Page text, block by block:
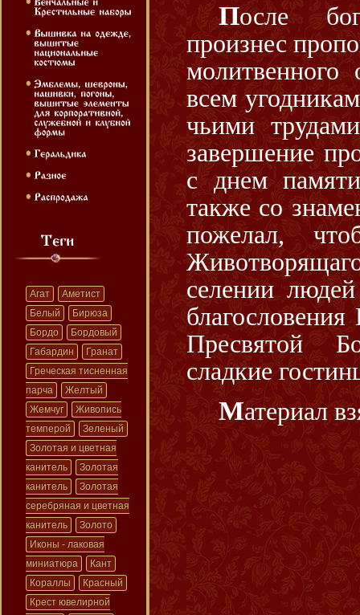
Агат
Аметист
Белый
Бирюза
Бордо
Бордовый
Габардин
Гранат
Греческая тисненная
парча
Желтый
Жемчуг
Живопись
темперой
Зеленый
Золотая и цветная
канитель
Золотая
канитель
Золотая
серебряная и цветная
канитель
Золото
Иконы - лаковая
миниатюра
Кант
Кораллы
Красный
Крест ювелирной
После богослужения Правящий архиерей
произнес
всем
чьими
завершение
с днем
также со
пожелал,
селении
Пресвятой
сладкие
Материал